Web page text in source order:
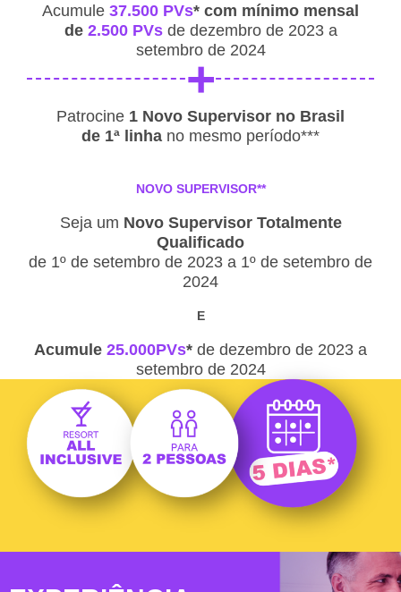
Acumule 37.500 PVs* com mínimo mensal
de 2.500 PVsde dezembro de 2023 a
setembro de 2024
+
Patrocine 1 Novo Supervisor no Brasil
de 1ª linha no mesmo período***
NOVO SUPERVISOR**
Seja um Novo Supervisor Totalmente
Qualificado
de 1º de setembro de 2023 a 1º de setembro de
2024
E
Acumule 25.000PVs* de dezembro de 2023 a
setembro de 2024